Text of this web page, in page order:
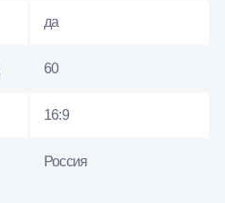
да
60
16:9
Россия